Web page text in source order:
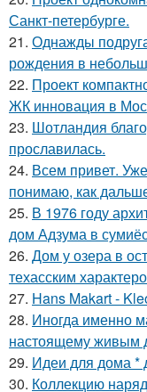
Санкт-петербурге.
21. Однажды
рождения в
22. Проект
ЖК инновация в
23. Шотландия
прославилась.
24. Всем привет.
понимаю, как
25. В 1976 году
дом Адзума в
26. Дом у озера в
техасским
27. Hans Makart -
28. Иногда именно
настоящему живым
29. Идеи для дома *
30. Коллекцию